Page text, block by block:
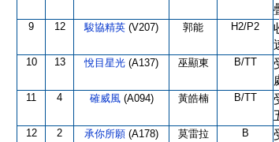
9 12 駿協精英 (V207) 郭能 H2/P2
10 13 悅目星光 (A137) 巫顯東 B/TT
11 4 確威風 (A094) 黃皓楠 B/TT
12 2 承你所願 (A178) 莫雷拉 B